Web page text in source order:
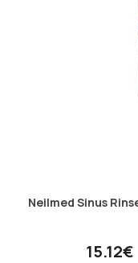
Neilmed Sinus
15.12€